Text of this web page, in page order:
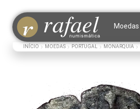
Moedas
INÍCIO MOEDAS PORTUGAL MONARQUIA